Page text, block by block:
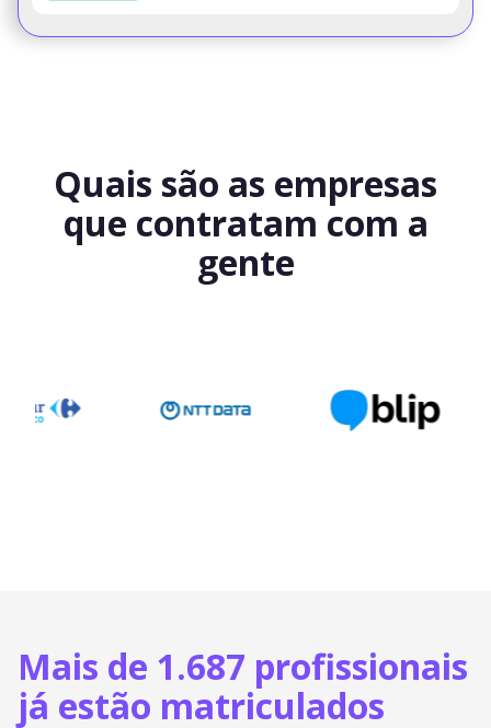
Quais são as empresas
que contratam com a
gente
Mais de 1.687 profissionais
já estão matriculados